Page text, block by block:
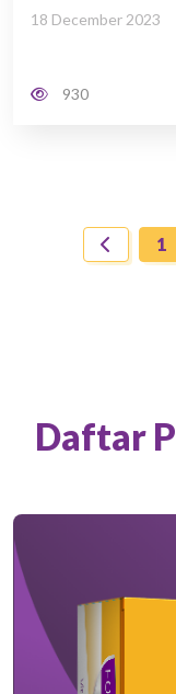
18 December 2023
930
1
Daftar